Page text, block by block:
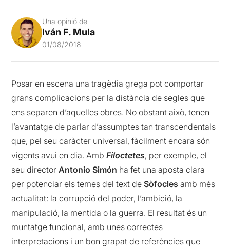
Una opinió de
Iván F. Mula
01/08/2018
Posar en escena una tragèdia grega pot comportar
grans complicacions per la distància de segles que
ens separen d’aquelles obres. No obstant això, tenen
l’avantatge de parlar d’assumptes tan transcendentals
que, pel seu caràcter universal, fàcilment encara són
vigents avui en dia. AmbFiloctetes, per exemple, el
seu directorAntonio Simón ha fet una aposta clara
per potenciar els temes del text deSòfocles amb més
actualitat: la corrupció del poder, l’ambició, la
manipulació, la mentida o la guerra. El resultat és un
muntatge funcional, amb unes correctes
interpretacions i un bon grapat de referències que